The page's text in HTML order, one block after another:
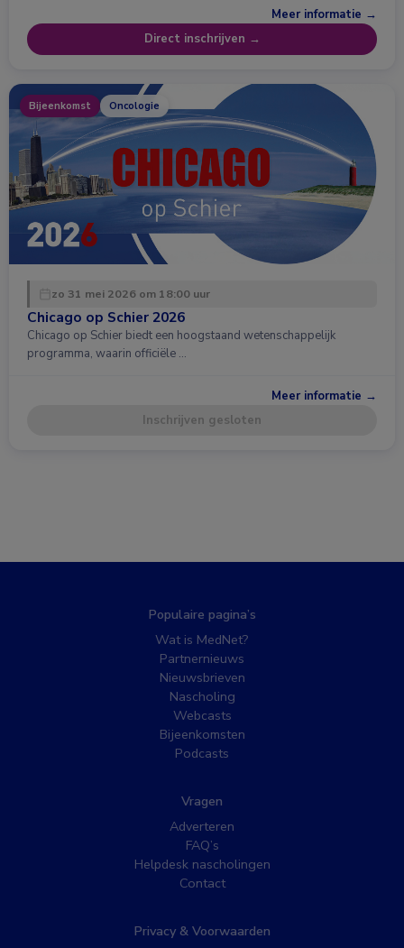
Meer informatie →
Direct inschrijven →
Bijeenkomst Oncologie
zo 31 mei 2026 om 18:00 uur
Chicago op Schier 2026
Chicago op Schier biedt een hoogstaand wetenschappelijk
programma, waarin officiële …
Meer informatie →
Inschrijven gesloten
Populaire pagina’s
Wat is MedNet?
Partnernieuws
Nieuwsbrieven
Nascholing
Webcasts
Bijeenkomsten
Podcasts
Vragen
Adverteren
FAQ’s
Helpdesk nascholingen
Contact
Privacy & Voorwaarden